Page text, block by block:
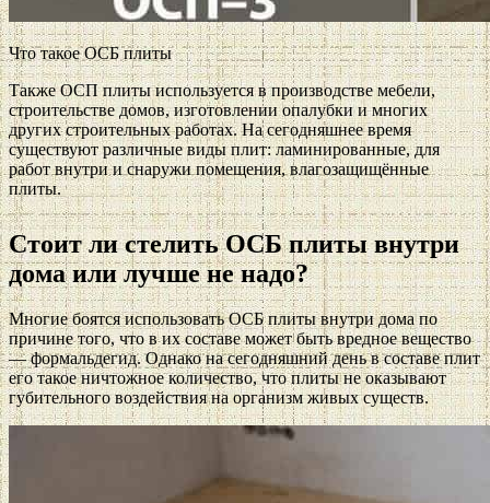
Что такое ОСБ плиты
Также ОСП плиты используется в производстве мебели,
строительстве домов, изготовлении опалубки и многих
других строительных работах. На сегодняшнее время
существуют различные виды плит: ламинированные, для
работ внутри и снаружи помещения, влагозащищённые
плиты.
Стоит ли стелить ОСБ плиты внутри
дома или лучше не надо?
Многие боятся использовать ОСБ плиты внутри дома по
причине того, что в их составе может быть вредное вещество
— формальдегид. Однако на сегодняшний день в составе плит
его такое ничтожное количество, что плиты не оказывают
губительного воздействия на организм живых существ.